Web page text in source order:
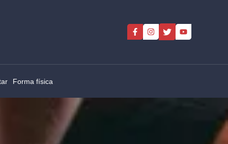
Forma física